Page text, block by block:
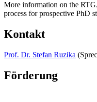
More information on the
process for prospective PhD
Kontakt
Prof. Dr. Stefan Ruzika
Förderung